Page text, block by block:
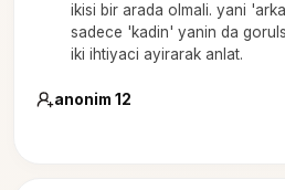
ikisi bir arada olmali. yani
sadece 'kadin' yanin da
iki ihtiyaci ayirarak anlat.
anonim 12